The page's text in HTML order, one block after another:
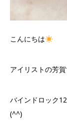
こんにちは
アイリストの芳
バインドロック
(^^)